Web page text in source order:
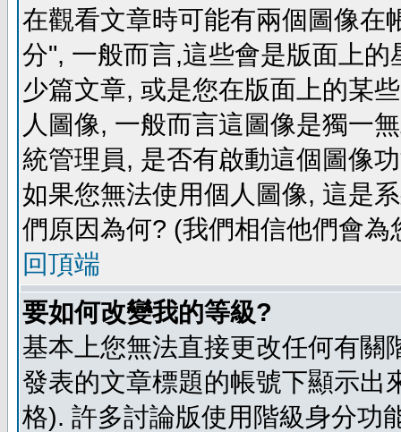
在觀看文章時可能有兩個圖像在
分", 一般而言,這些會是版面上
少篇文章, 或是您在版面上的某
人圖像, 一般而言這圖像是獨一
統管理員, 是否有啟動這個圖像
如果您無法使用個人圖像, 這是
們原因為何? (我們相信他們會為
回頂端
要如何改變我的等級?
基本上您無法直接更改任何有關
發表的文章標題的帳號下顯示出
格). 許多討論版使用階級身分功